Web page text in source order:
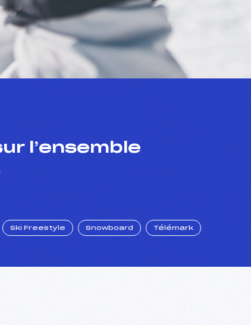
l’ensemble
Ski Freestyle Snowboard Télémark